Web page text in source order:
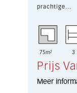
prachtige...
75m² 3
Prijs
Meer